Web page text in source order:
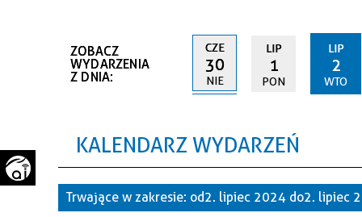
URZĄD STANU CYWILNEGO
STRATEGIE, PLANY, PROGRAMY
FUNDUSZE ZEWNĘTRZNE
PARTNERZY, NGO
JEDNOSTKI MIEJSKIE
INWESTYCJE MIEJSKIE
POWIATOWY LIDER
PRZEDSIĘBIORCZOŚCI
SZLAKI TURYSTYCZNE
BEZPIECZEŃSTWO
ZWIERZĘTA W GMINIE
INFORMATOR
KOMUNIKACJA I TRANSPORT
ZOBACZ
WYDARZENIA
Z DNIA:
CZE
30
NIE
LIP
1
PON
LIP
2
WTO
KALENDARZ WYDARZEŃ
Trwające w zakresie: od 2. lipiec 2024 do 2. lipiec